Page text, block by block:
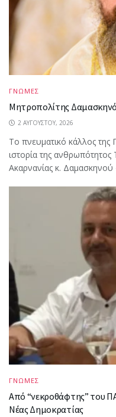
ΓΝΩΜΕΣ
Μητροπολίτης
2 ΑΥΓΟΎΣΤΟΥ, 2026
Το πνευματικό κάλλος της
ιστορία της
Ακαρνανίας κ.
ΓΝΩΜΕΣ
Από “νεκροθάφτης” του
Νέας Δημοκρατίας